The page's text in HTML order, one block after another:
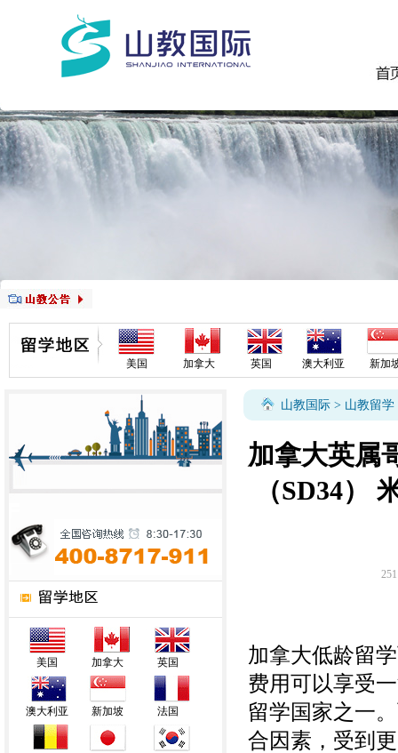
美国 加拿大 英国 澳大利亚 新加
美国 加拿大 英国
澳大利亚 新加坡 法国
山教国际 > 山教留学
加拿大英属
（SD34）
251
加拿大低龄留
费用可以享受
留学国家之一
合因素， 受到